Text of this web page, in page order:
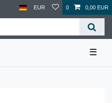
EUR 0 0,00 EUR
☰